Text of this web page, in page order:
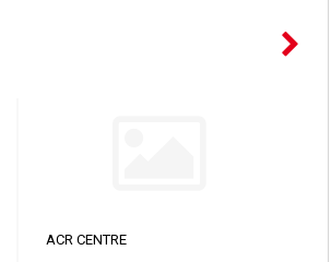
ACR CENTRE